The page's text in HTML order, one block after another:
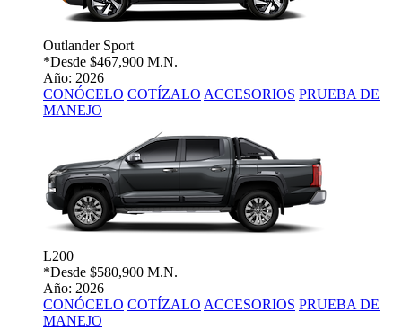
Outlander Sport
*Desde $467,900 M.N.
Año: 2026
CONÓCELO COTÍZALO ACCESORIOS PRUEBA DE
MANEJO
L200
*Desde $580,900 M.N.
Año: 2026
CONÓCELO COTÍZALO ACCESORIOS PRUEBA DE
MANEJO